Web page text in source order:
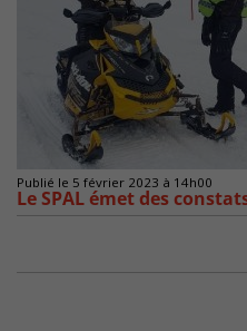
Publié le 5 février 2023 à 14h00
Le SPAL émet des